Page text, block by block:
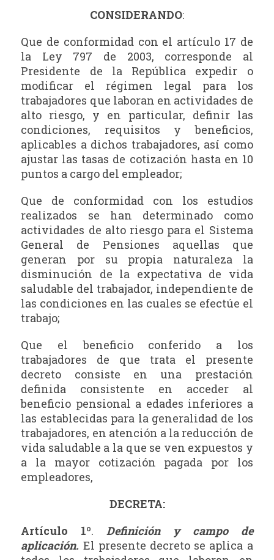
CONSIDERANDO:
Que de conformidad con el artículo 17 de
la Ley 797 de 2003, corresponde al
Presidente de la República expedir o
modificar el régimen legal para los
trabajadores que laboran en actividades de
alto riesgo, y en particular, definir las
condiciones, requisitos y beneficios,
aplicables a dichos trabajadores, así como
ajustar las tasas de cotización hasta en 10
puntos a cargo del empleador;
Que de conformidad con los estudios
realizados se han determinado como
actividades de alto riesgo para el Sistema
General de Pensiones aquellas que
generan por su propia naturaleza la
disminución de la expectativa de vida
saludable del trabajador, independiente de
las condiciones en las cuales se efectúe el
trabajo;
Que el beneficio conferido a los
trabajadores de que trata el presente
decreto consiste en una prestación
definida consistente en acceder al
beneficio pensional a edades inferiores a
las establecidas para la generalidad de los
trabajadores, en atención a la reducción de
vida saludable a la que se ven expuestos y
a la mayor cotización pagada por los
empleadores,
DECRETA:
Artículo 1º. Definición y campo de
aplicación. El presente decreto se aplica a